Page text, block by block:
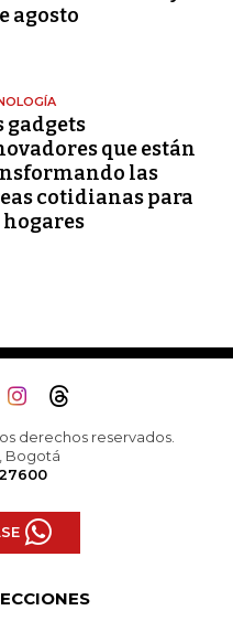
agosto
gadgets
que están
las
cotidianas para
hogares
derechos reservados.
Bogotá